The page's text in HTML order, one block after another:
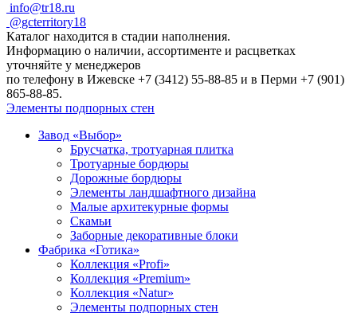
info@tr18.ru
@gcterritory18
Каталог находится в стадии наполнения.
Информацию о наличии, ассортименте и расцветках
уточняйте у менеджеров
по телефону в Ижевске +7 (3412) 55-88-85 и в Перми +7 (901)
865-88-85.
Элементы подпорных стен
Завод «Выбор»
Брусчатка, тротуарная плитка
Тротуарные бордюры
Дорожные бордюры
Элементы ландшафтного дизайна
Малые архитекурные формы
Скамьи
Заборные декоративные блоки
Фабрика «Готика»
Коллекция «Profi»
Коллекция «Premium»
Коллекция «Natur»
Элементы подпорных стен